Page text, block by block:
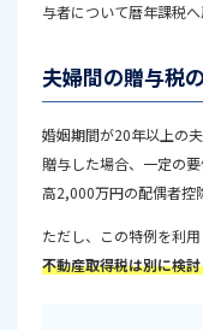
与者について暦年課税
夫婦間の贈与税
婚姻期間が20年以上の
贈与した場合、一定の
高2,000万円の配偶者控
ただし、この特例を利用
不動産取得税は別に検